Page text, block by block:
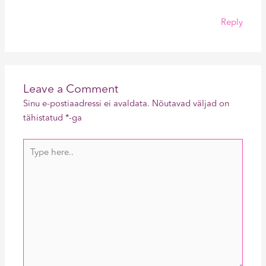
Reply
Leave a Comment
Sinu e-postiaadressi ei avaldata. Nõutavad väljad on
tähistatud*-ga
here..